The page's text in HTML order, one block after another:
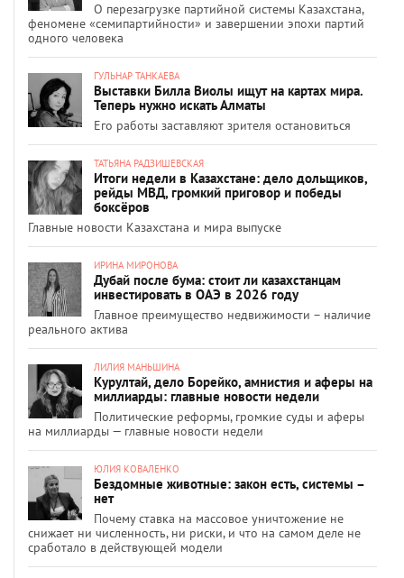
О перезагрузке партийной системы Казахстана,
феномене «семипартийности» и завершении эпохи партий
одного человека
ГУЛЬНАР ТАНКАЕВА
Выставки Билла Виолы ищут на картах мира.
Теперь нужно искать Алматы
Его работы заставляют зрителя остановиться
ТАТЬЯНА РАДЗИШЕВСКАЯ
Итоги недели в Казахстане: дело дольщиков,
рейды МВД, громкий приговор и победы
боксёров
Главные новости Казахстана и мира выпуске
ИРИНА МИРОНОВА
Дубай после бума: стоит ли казахстанцам
инвестировать в ОАЭ в 2026 году
Главное преимущество недвижимости – наличие
реального актива
ЛИЛИЯ МАНЬШИНА
Курултай, дело Борейко, амнистия и аферы на
миллиарды: главные новости недели
Политические реформы, громкие суды и аферы
на миллиарды — главные новости недели
ЮЛИЯ КОВАЛЕНКО
Бездомные животные: закон есть, системы –
нет
Почему ставка на массовое уничтожение не
снижает ни численность, ни риски, и что на самом деле не
сработало в действующей модели